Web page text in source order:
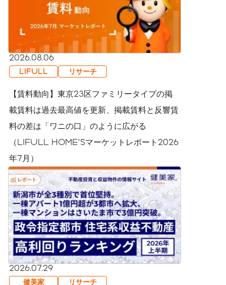
2026.08.06
LIFULL リサーチ
【賃料動向】東京23区ファミリータイプの掲
載賃料は過去最高値を更新、掲載賃料と反響賃
料の差は「ワニの口」のように広がる
（LIFULL HOME'Sマーケットレポート2026
年7月）
2026.07.29
健美家 リサーチ